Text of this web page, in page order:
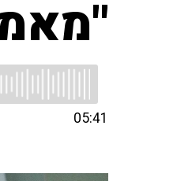
05:41